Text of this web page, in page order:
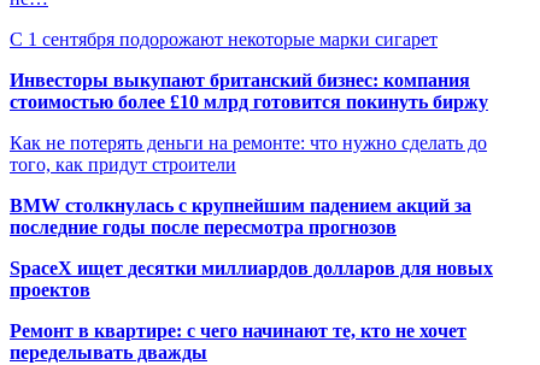
С 1 сентября подорожают некоторые марки сигарет
Инвесторы выкупают британский бизнес: компания
стоимостью более £10 млрд готовится покинуть биржу
Как не потерять деньги на ремонте: что нужно сделать до
того, как придут строители
BMW столкнулась с крупнейшим падением акций за
последние годы после пересмотра прогнозов
SpaceX ищет десятки миллиардов долларов для новых
проектов
Ремонт в квартире: с чего начинают те, кто не хочет
переделывать дважды